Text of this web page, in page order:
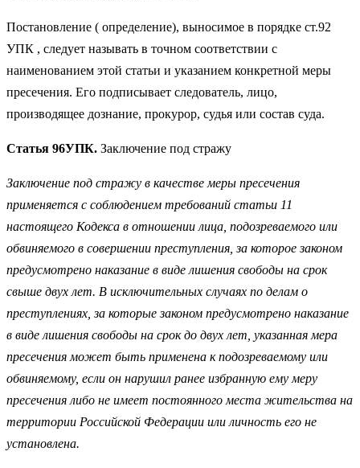
Постановление ( определение), выносимое в порядке ст.92
УПК , следует называть в точном соответствии с
наименованием этой статьи и указанием конкретной меры
пресечения. Его подписывает следователь, лицо,
производящее дознание, прокурор, судья или состав суда.
Статья 96УПК. Заключение под стражу
Заключение под стражу в качестве меры пресечения
применяется с соблюдением требований статьи 11
настоящего Кодекса в отношении лица, подозреваемого или
обвиняемого в совершении преступления, за которое законом
предусмотрено наказание в виде лишения свободы на срок
свыше двух лет. В исключительных случаях по делам о
преступлениях, за которые законом предусмотрено наказание
в виде лишения свободы на срок до двух лет, указанная мера
пресечения может быть применена к подозреваемому или
обвиняемому, если он нарушил ранее избранную ему меру
пресечения либо не имеет постоянного места жительства на
территории Российской Федерации или личность его не
установлена.